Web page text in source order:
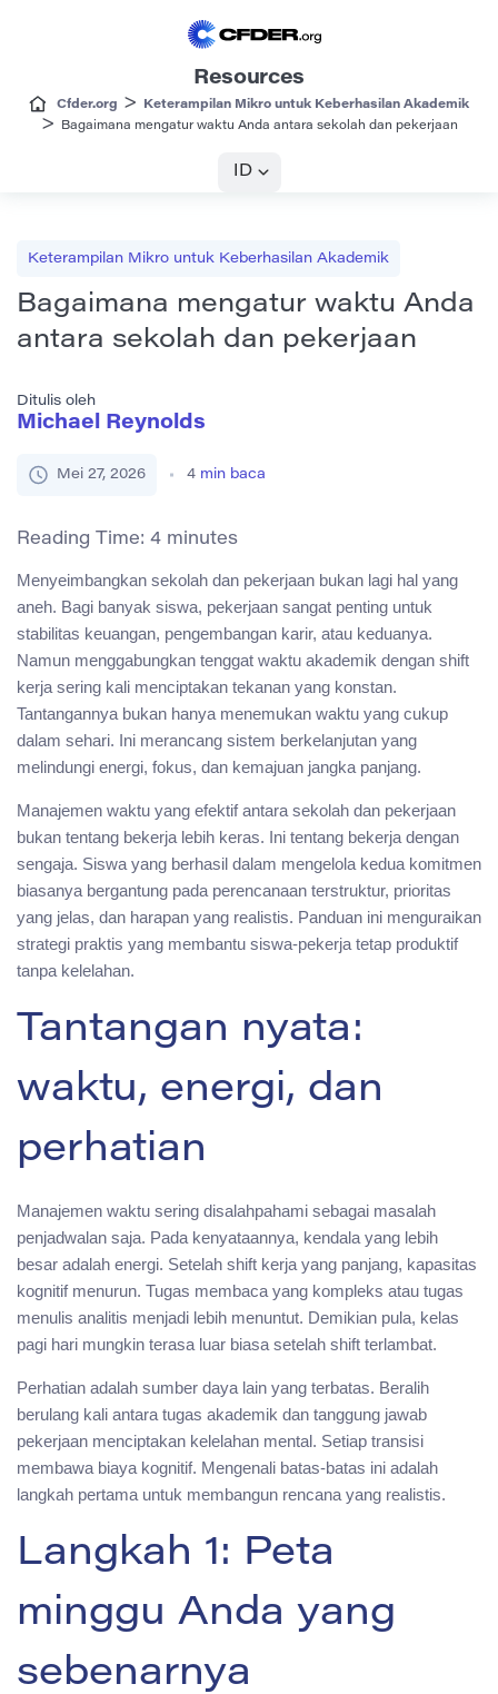
Resources
Cfder.org > Keterampilan Mikro untuk Keberhasilan Akademik
> Bagaimana mengatur waktu Anda antara sekolah dan pekerjaan
ID
Keterampilan Mikro untuk Keberhasilan Akademik
Bagaimana mengatur waktu Anda
antara sekolah dan pekerjaan
Ditulis oleh
Michael Reynolds
Mei 27, 2026 4 min baca
Reading Time: 4 minutes
Menyeimbangkan sekolah dan pekerjaan bukan lagi hal yang
aneh. Bagi banyak siswa, pekerjaan sangat penting untuk
stabilitas keuangan, pengembangan karir, atau keduanya.
Namun menggabungkan tenggat waktu akademik dengan shift
kerja sering kali menciptakan tekanan yang konstan.
Tantangannya bukan hanya menemukan waktu yang cukup
dalam sehari. Ini merancang sistem berkelanjutan yang
melindungi energi, fokus, dan kemajuan jangka panjang.
Manajemen waktu yang efektif antara sekolah dan pekerjaan
bukan tentang bekerja lebih keras. Ini tentang bekerja dengan
sengaja. Siswa yang berhasil dalam mengelola kedua komitmen
biasanya bergantung pada perencanaan terstruktur, prioritas
yang jelas, dan harapan yang realistis. Panduan ini menguraikan
strategi praktis yang membantu siswa-pekerja tetap produktif
tanpa kelelahan.
Tantangan nyata:
waktu, energi, dan
perhatian
Manajemen waktu sering disalahpahami sebagai masalah
penjadwalan saja. Pada kenyataannya, kendala yang lebih
besar adalah energi. Setelah shift kerja yang panjang, kapasitas
kognitif menurun. Tugas membaca yang kompleks atau tugas
menulis analitis menjadi lebih menuntut. Demikian pula, kelas
pagi hari mungkin terasa luar biasa setelah shift terlambat.
Perhatian adalah sumber daya lain yang terbatas. Beralih
berulang kali antara tugas akademik dan tanggung jawab
pekerjaan menciptakan kelelahan mental. Setiap transisi
membawa biaya kognitif. Mengenali batas-batas ini adalah
langkah pertama untuk membangun rencana yang realistis.
Langkah 1: Peta
minggu Anda yang
sebenarnya